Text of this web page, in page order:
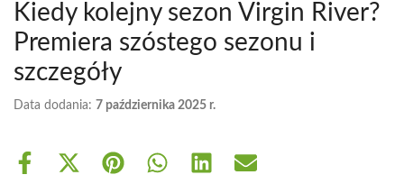
Kiedy kolejny sezon Virgin River?
Premiera szóstego sezonu i
szczegóły
Data dodania: 7 października 2025 r.
Share
Share Share Share Share Share